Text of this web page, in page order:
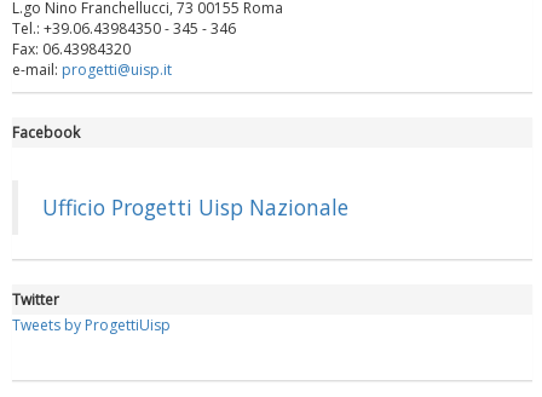
rivoluzioni"
L.go Nino Franchellucci, 73 00155 Roma
Tel.: +39.06.43984350 - 345 - 346
Fax: 06.43984320
e-mail: progetti@uisp.it
Facebook
Ufficio Progetti Uisp Nazionale
Twitter
Tweets by ProgettiUisp